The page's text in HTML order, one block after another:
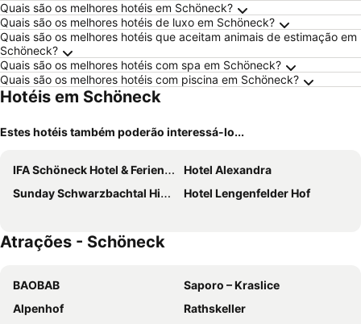
Quais são os melhores hotéis em Schöneck?
Quais são os melhores hotéis de luxo em Schöneck?
Quais são os melhores hotéis que aceitam animais de estimação em
Schöneck?
Quais são os melhores hotéis com spa em Schöneck?
Quais são os melhores hotéis com piscina em Schöneck?
Hotéis em Schöneck
Estes hotéis também poderão interessá-lo...
IFA Schöneck Hotel & Ferienpark
Hotel Alexandra
Sunday Schwarzbachtal Hideaway Resort
Hotel Lengenfelder Hof
Atrações - Schöneck
BAOBAB
Saporo – Kraslice
Alpenhof
Rathskeller